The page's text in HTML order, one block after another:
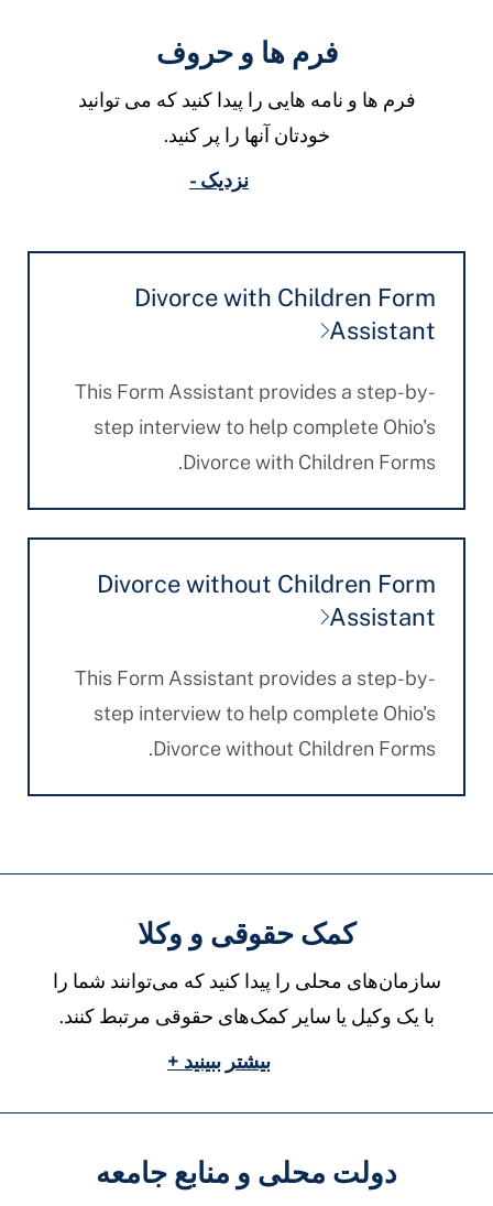
فرم ها و حروف
فرم ها و نامه هایی را پیدا کنید که می توانید
خودتان آنها را پر کنید.
نزدیک -
Divorce with Children Form
Assistant
This Form Assistant provides a step-by-
step interview to help complete Ohio's
Divorce with Children Forms.
Divorce without Children Form
Assistant
This Form Assistant provides a step-by-
step interview to help complete Ohio's
Divorce without Children Forms.
کمک حقوقی و وکلا
سازمان‌های محلی را پیدا کنید که می‌توانند شما را
با یک وکیل یا سایر کمک‌های حقوقی مرتبط کنند.
بیشتر ببینید +
دولت محلی و منابع جامعه